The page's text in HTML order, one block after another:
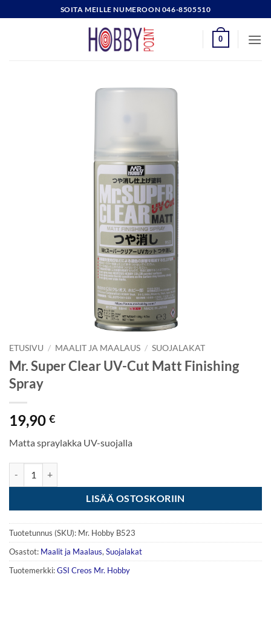
to
SOITA MEILLE NUMEROON 046-8505510
0
ETUSIVU / MAALIT JA MAALAUS / SUOJALAKAT
Mr. Super Clear UV-Cut Matt Finishing
Spray
19,90 €
Matta spraylakka UV-suojalla
LISÄÄ OSTOSKORIIN
Tuotetunnus (SKU): Mr. Hobby B523
Osastot: Maalit ja Maalaus, Suojalakat
Tuotemerkki:GSI Creos Mr. Hobby